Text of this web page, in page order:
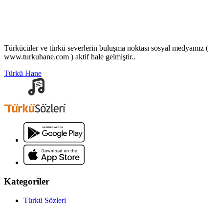
Türkücüler ve türkü severlerin buluşma noktası sosyal medyamız (
www.turkuhane.com ) aktif hale gelmiştir..
Türkü Hane
Kategoriler
Türkü Sözleri